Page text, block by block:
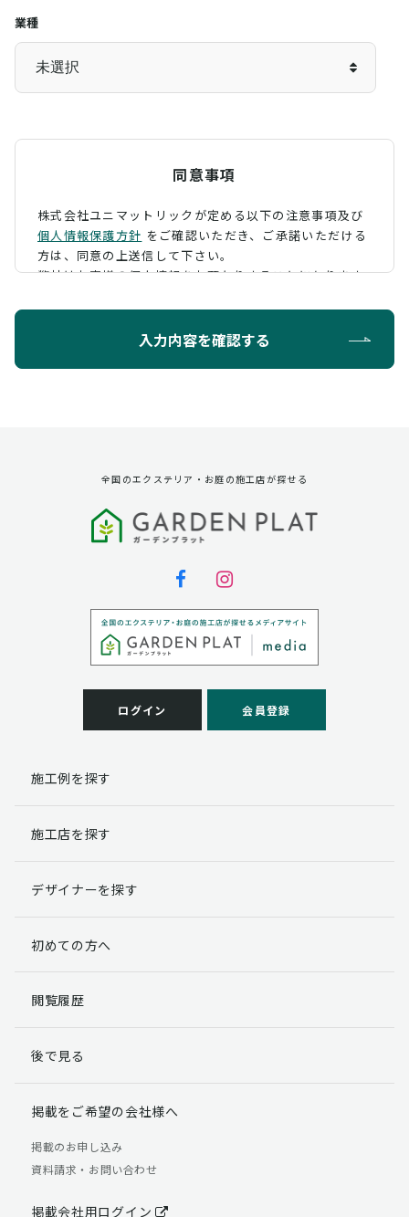
業種
同意事項
株式会社ユニマットリックが定める以下の注意事項及び
個人情報保護方針 をご確認いただき、 ご承諾いただける
方は、同意の上送信して下さい。
弊社はお客様の個人情報をお預かりすることになります
ように定め、保護に努めております。
第三者への提供
弊社は法律で定められている場合を除いて、お客様の個
個人情報の取扱い業務の委託
弊社は事業運営上、お客様により良いサービスを提供す
るために業務の一部を外部に委託しており、業務委託先
客様には、貴殿の個人情報の利用目的の通知、開示、訂
理・機密保持などによりお客様の個人情報の漏洩防止に
個人情報提出の任意性
す。
らかじめご了承ください。
個人情報の開示請求について
る権利があります。
「個人情報の取り扱いについて」
【お問合せ先】 個人情報問合せ窓口
TEL：03-5411-7891（平日9:00 ～ 18:00）
入力内容を確認する
全国のエクステリア・お庭の施工店が探せる
ログイン 会員登録
施工例を探す
施工店を探す
デザイナーを探す
初めての方へ
閲覧履歴
後で見る
掲載をご希望の会社様へ
掲載のお申し込み
資料請求・お問い合わせ
掲載会社用ログイン